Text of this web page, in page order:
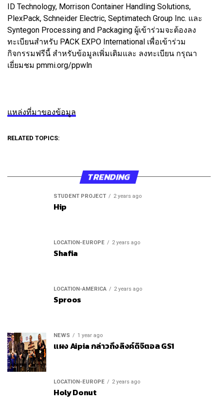
ID Technology, Morrison Container Handling Solutions,
PlexPack, Schneider Electric, Septimatech Group Inc. และ
Syntegon Processing and Packaging ผู้เข้าร่วมจะต้องลง
ทะเบียนสำหรับ PACK EXPO International เพื่อเข้าร่วม
กิจกรรมฟรีนี้ สำหรับข้อมูลเพิ่มเติมและ ลงทะเบียน กรุณา
เยี่ยมชม pmmi.org/ppwln
แหล่งที่มาของข้อมูล
RELATED TOPICS:
TRENDING
STUDENT PROJECT 2 years ago
Hip
LOCATION-EUROPE 2 years ago
Shafia
LOCATION-AMERICA 2 years ago
Sproos
NEWS 1 year ago
แผง Aipia กล่าวถึงลิงค์ดิจิตอล GS1
LOCATION-EUROPE 2 years ago
Holy Donut